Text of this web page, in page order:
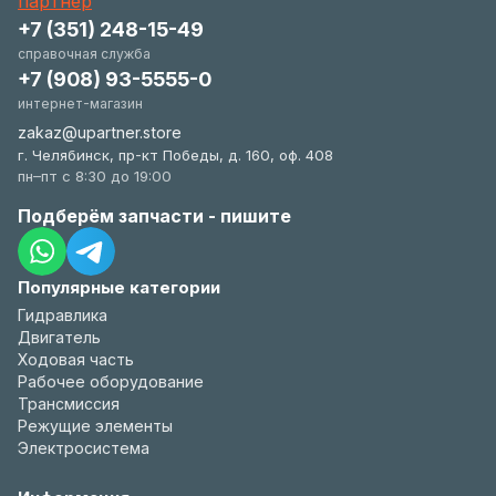
Популярные категории
Гидравлика
Двигатель
Ходовая часть
Рабочее оборудование
Трансмиссия
Режущие элементы
Электросистема
+7 (351) 248-15-49
справочная служба
+7 (908) 93-5555-0
интернет-магазин
zakaz@upartner.store
г. Челябинск, пр-кт Победы, д. 160, оф. 408
пн–пт с 8:30 до 19:00
Подберём запчасти - пишите